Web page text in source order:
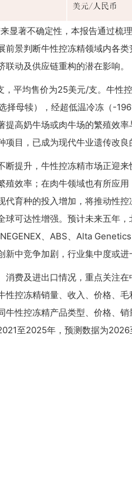
显著不确定性，本报告通过梳
景判断牛性控冻精领域内各
动及供应链重构的潜在影响。
平均售价为25美元/支。牛性
择母犊），经超低温冷冻（-
提高奶牛场或肉牛场的繁殖效
目，已成为现代牛业遗传改良
断提升，牛性控冻精市场正迎
殖效率；在肉牛领域也有所应
代育种的投入增加，将推动性
球可达性增强。预计未来五年
、ABS、Alta
中竞争加剧，行业集中度或进
消费及进出口情况，重点关注
性控冻精销量、收入、价格、
牛性控冻精产品类型、价格、
至2025年，预测数据为2026